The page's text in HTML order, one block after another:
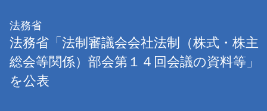
法務省
法務省「法制審議会会社法制（株式・株主
総会等関係）部会第１４回会議の資料等」
を公表